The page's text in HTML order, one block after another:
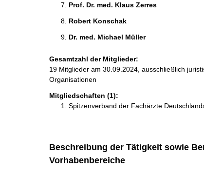
Prof. Dr. med. Klaus Zerres
Robert Konschak
Dr. med. Michael Müller
Gesamtzahl der Mitglieder:
19 Mitglieder am 30.09.2024, ausschließlich
Organisationen
Mitgliedschaften (1):
Spitzenverband der Fachärzte
Beschreibung der Tätigkeit sowie
Vorhabenbereiche